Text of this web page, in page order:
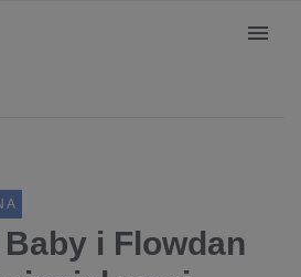
i Flowdan